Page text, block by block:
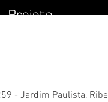
- Jardim Paulista,